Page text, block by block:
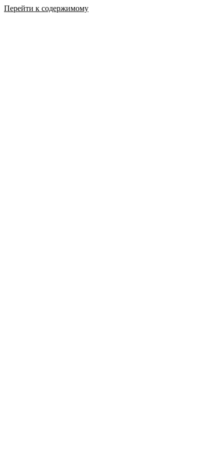
Перейти к содержимому